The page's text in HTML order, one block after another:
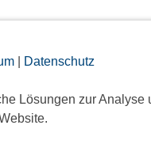
| Datenschutz
Lösungen zur Analyse